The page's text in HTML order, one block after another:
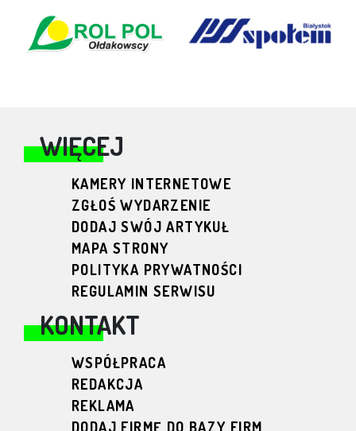
WIĘCEJ
KAMERY INTERNETOWE
ZGŁOŚ WYDARZENIE
DODAJ SWÓJ ARTYKUŁ
MAPA STRONY
POLITYKA PRYWATNOŚCI
REGULAMIN SERWISU
KONTAKT
WSPÓŁPRACA
REDAKCJA
REKLAMA
DODAJ FIRMĘ DO BAZY FIRM